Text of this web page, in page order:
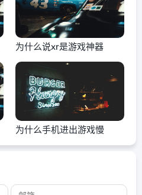
为什么说xr是游戏神器
为什么手机进出游戏慢